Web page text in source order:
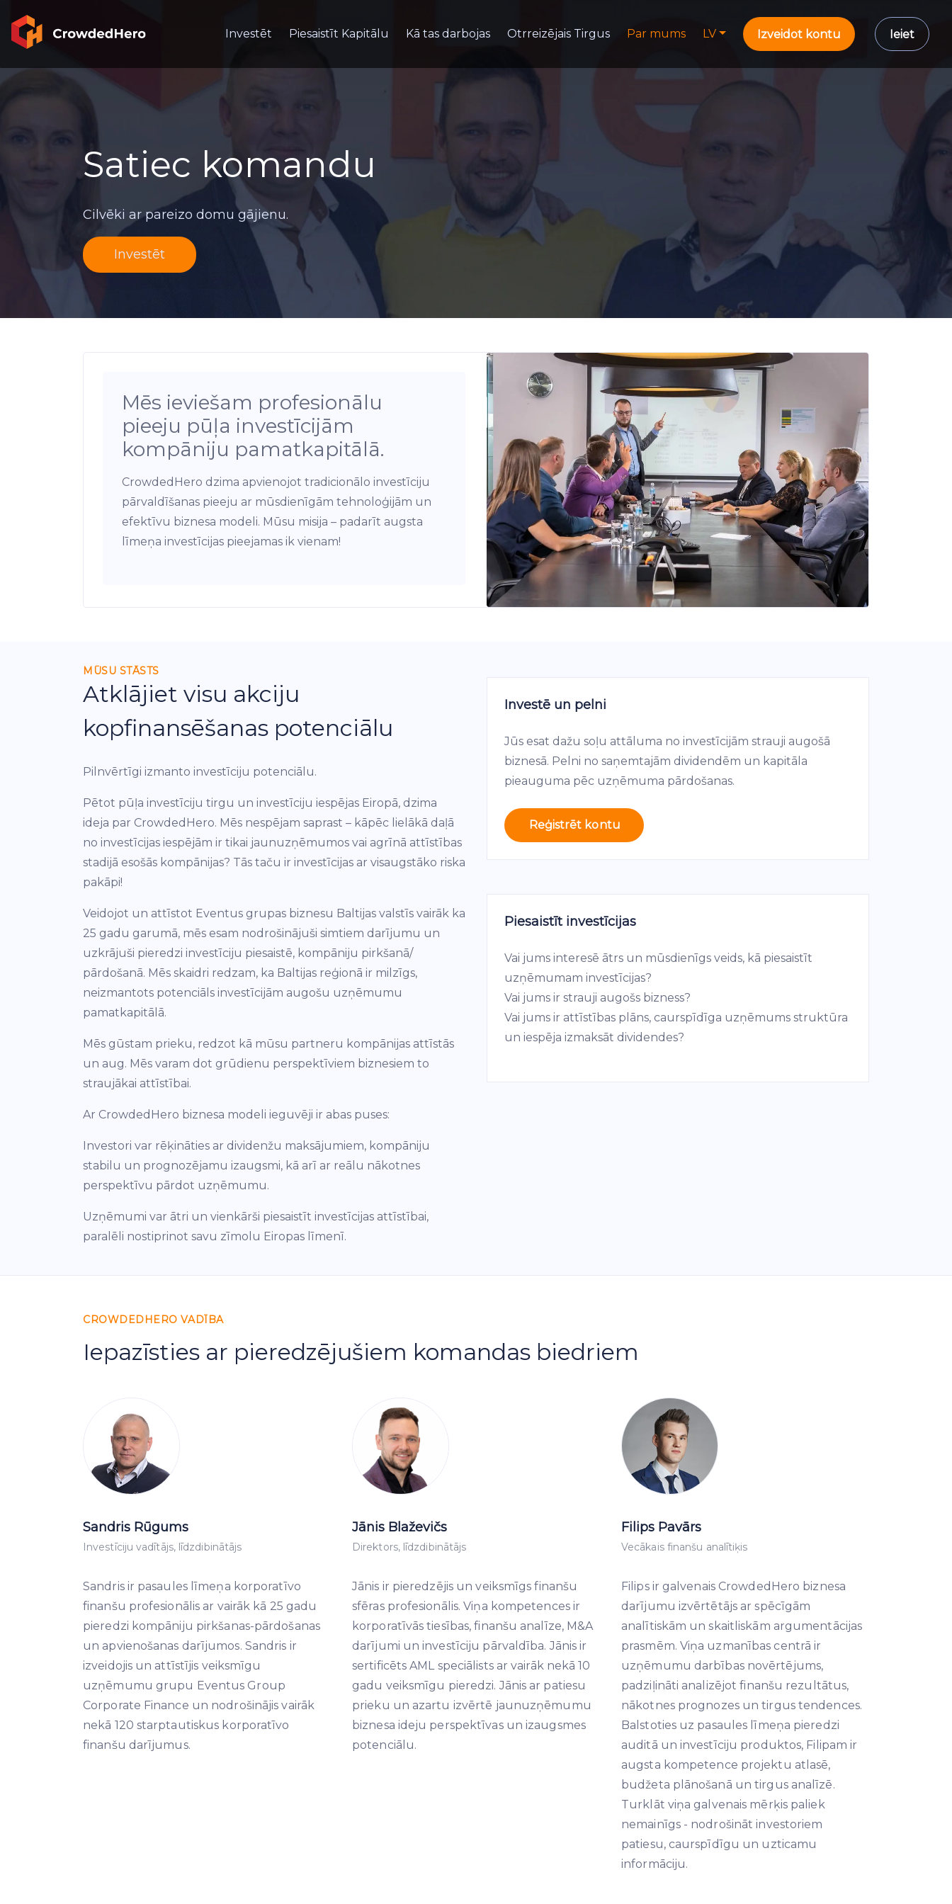
Investēt Piesaistīt Kapitālu Kā tas darbojas Otrreizējais Tirgus Par mums LV Izveidot kontu Ieiet
Satiec komandu
Cilvēki ar pareizo domu gājienu.
Investēt
Mēs ieviešam profesionālu
pieeju pūļa investīcijām
kompāniju pamatkapitālā.
CrowdedHero dzima apvienojot tradicionālo investīciju
pārvaldīšanas pieeju ar mūsdienīgām tehnoloģijām un
efektīvu biznesa modeli. Mūsu misija – padarīt augsta
līmeņa investīcijas pieejamas ik vienam!
MŪSU STĀSTS
Atklājiet visu akciju
kopfinansēšanas potenciālu
Pilnvērtīgi izmanto investīciju potenciālu.
Pētot pūļa investīciju tirgu un investīciju iespējas Eiropā, dzima
ideja par CrowdedHero. Mēs nespējam saprast – kāpēc lielākā daļā
no investīcijas iespējām ir tikai jaunuzņēmumos vai agrīnā attīstības
stadijā esošās kompānijas? Tās taču ir investīcijas ar visaugstāko riska
pakāpi!
Veidojot un attīstot Eventus grupas biznesu Baltijas valstīs vairāk ka
25 gadu garumā, mēs esam nodrošinājuši simtiem darījumu un
uzkrājuši pieredzi investīciju piesaistē, kompāniju pirkšanā/
pārdošanā. Mēs skaidri redzam, ka Baltijas reģionā ir milzīgs,
neizmantots potenciāls investīcijām augošu uzņēmumu
pamatkapitālā.
Mēs gūstam prieku, redzot kā mūsu partneru kompānijas attīstās
un aug. Mēs varam dot grūdienu perspektīviem biznesiem to
straujākai attīstībai.
Ar CrowdedHero biznesa modeli ieguvēji ir abas puses:
Investori var rēķināties ar dividenžu maksājumiem, kompāniju
stabilu un prognozējamu izaugsmi, kā arī ar reālu nākotnes
perspektīvu pārdot uzņēmumu.
Uzņēmumi var ātri un vienkārši piesaistīt investīcijas attīstībai,
paralēli nostiprinot savu zīmolu Eiropas līmenī.
Investē un pelni
Jūs esat dažu soļu attāluma no investīcijām strauji augošā
biznesā. Pelni no saņemtajām dividendēm un kapitāla
pieauguma pēc uzņēmuma pārdošanas.
Reģistrēt kontu
Piesaistīt investīcijas
Vai jums interesē ātrs un mūsdienīgs veids, kā piesaistīt
uzņēmumam investīcijas?
Vai jums ir strauji augošs bizness?
Vai jums ir attīstības plāns, caurspīdīga uzņēmums struktūra
un iespēja izmaksāt dividendes?
CROWDEDHERO VADĪBA
Iepazīsties ar pieredzējušiem komandas biedriem
Sandris Rūgums
Investīciju vadītājs, līdzdibinātājs
Sandris ir pasaules līmeņa korporatīvo
finanšu profesionālis ar vairāk kā 25 gadu
pieredzi kompāniju pirkšanas-pārdošanas
un apvienošanas darījumos. Sandris ir
izveidojis un attīstījis veiksmīgu
uzņēmumu grupu Eventus Group
Corporate Finance un nodrošinājis vairāk
nekā 120 starptautiskus korporatīvo
finanšu darījumus.
Jānis Blaževičs
Direktors, līdzdibinātājs
Jānis ir pieredzējis un veiksmīgs finanšu
sfēras profesionālis. Viņa kompetences ir
korporatīvās tiesības, finanšu analīze, M&A
darījumi un investīciju pārvaldība. Jānis ir
sertificēts AML speciālists ar vairāk nekā 10
gadu veiksmīgu pieredzi. Jānis ar patiesu
prieku un azartu izvērtē jaunuzņēmumu
biznesa ideju perspektīvas un izaugsmes
potenciālu.
Filips Pavārs
Vecākais finanšu analītiķis
Filips ir galvenais CrowdedHero biznesa
darījumu izvērtētājs ar spēcīgām
analītiskām un skaitliskām argumentācijas
prasmēm. Viņa uzmanības centrā ir
uzņēmumu darbības novērtējums,
padziļināti analizējot finanšu rezultātus,
nākotnes prognozes un tirgus tendences.
Balstoties uz pasaules līmeņa pieredzi
auditā un investīciju produktos, Filipam ir
augsta kompetence projektu atlasē,
budžeta plānošanā un tirgus analīzē.
Turklāt viņa galvenais mērķis paliek
nemainīgs - nodrošināt investoriem
patiesu, caurspīdīgu un uzticamu
informāciju.